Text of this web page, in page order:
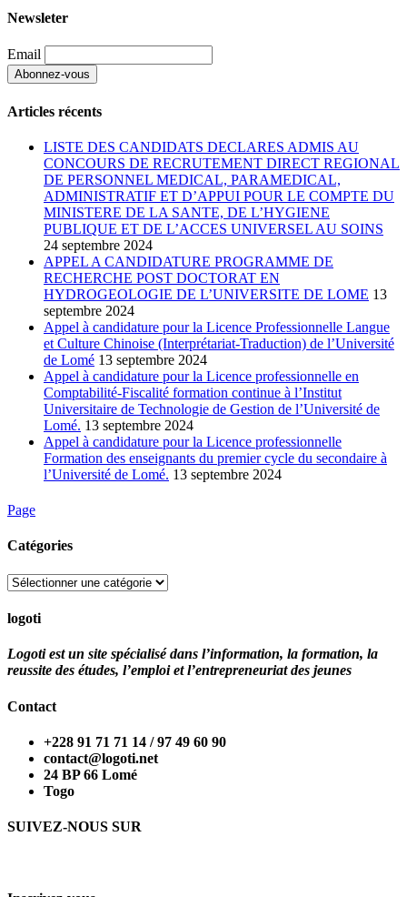
Newsleter
Email
Articles récents
LISTE DES CANDIDATS DECLARES ADMIS AU
CONCOURS DE RECRUTEMENT DIRECT REGIONAL
DE PERSONNEL MEDICAL, PARAMEDICAL,
ADMINISTRATIF ET D’APPUI POUR LE COMPTE DU
MINISTERE DE LA SANTE, DE L’HYGIENE
PUBLIQUE ET DE L’ACCES UNIVERSEL AU SOINS
24 septembre 2024
APPEL A CANDIDATURE PROGRAMME DE
RECHERCHE POST DOCTORAT EN
HYDROGEOLOGIE DE L’UNIVERSITE DE LOME 13
septembre 2024
Appel à candidature pour la Licence Professionnelle Langue
et Culture Chinoise (Interprétariat-Traduction) de l’Université
de Lomé 13 septembre 2024
Appel à candidature pour la Licence professionnelle en
Comptabilité-Fiscalité formation continue à l’Institut
Universitaire de Technologie de Gestion de l’Université de
Lomé. 13 septembre 2024
Appel à candidature pour la Licence professionnelle
Formation des enseignants du premier cycle du secondaire à
l’Université de Lomé. 13 septembre 2024
Page
Catégories
Catégories
logoti
Logoti est un site spécialisé dans l’information, la formation, la
reussite des études, l’emploi et l’entrepreneuriat des jeunes
Contact
+228 91 71 71 14 / 97 49 60 90
contact@logoti.net
24 BP 66 Lomé
Togo
SUIVEZ-NOUS SUR